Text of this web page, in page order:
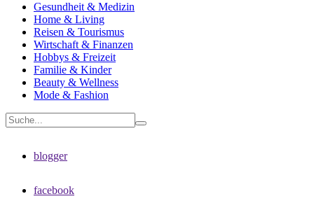
Gesundheit & Medizin
Home & Living
Reisen & Tourismus
Wirtschaft & Finanzen
Hobbys & Freizeit
Familie & Kinder
Beauty & Wellness
Mode & Fashion
blogger
facebook